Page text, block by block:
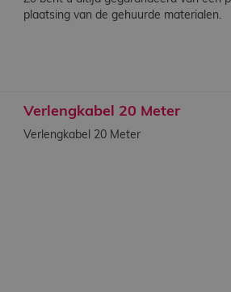
plaatsing van de gehuurde materialen.
Verlengkabel 20 Meter
Verlengkabel 20 Meter